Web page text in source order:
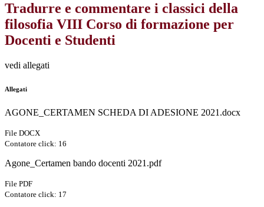
Tradurre e commentare i classici della
filosofia VIII Corso di formazione per
Docenti e Studenti
vedi allegati
Allegati
AGONE_CERTAMEN SCHEDA DI ADESIONE 2021.docx
File DOCX
Contatore click: 16
Agone_Certamen bando docenti 2021.pdf
File PDF
Contatore click: 17